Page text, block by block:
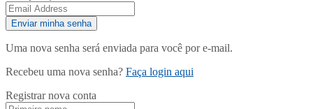
Uma nova senha será enviada para você por e-mail.
Recebeu uma nova senha? Faça login aqui
Registrar nova conta